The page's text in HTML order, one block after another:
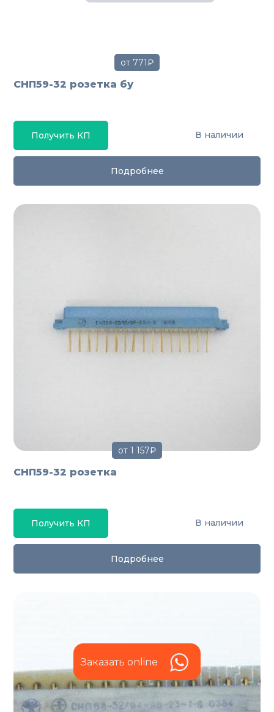
от 771₽
СНП59-32 розетка бу
Получить КП В наличии
Подробнее
от 1 157₽
СНП59-32 розетка
Получить КП В наличии
Подробнее
Заказать online